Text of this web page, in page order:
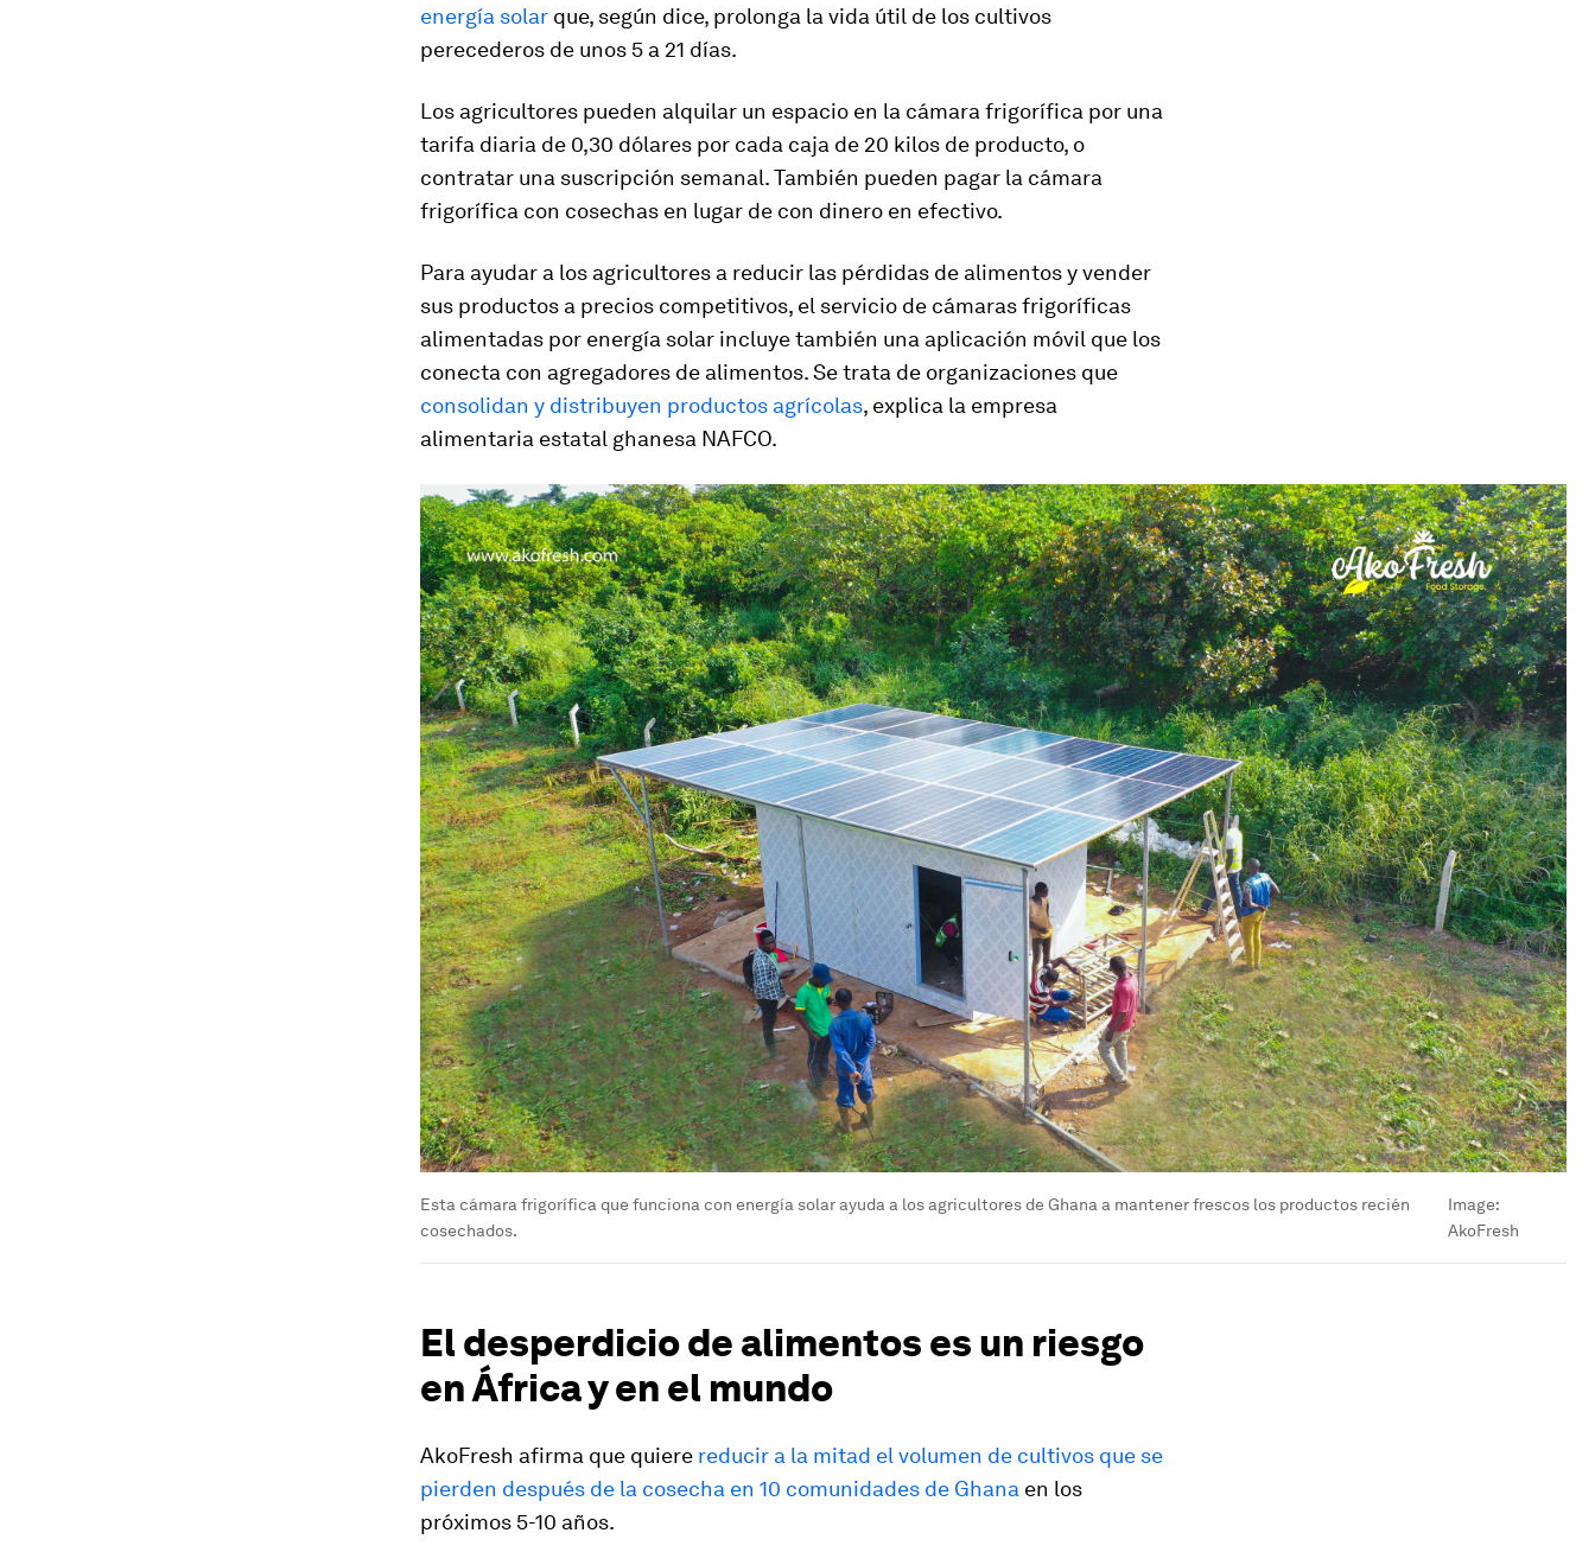
energía solar que, según dice, prolonga la vida útil de los cultivos
perecederos de unos 5 a 21 días.
Los agricultores pueden alquilar un espacio en la cámara frigorífica por una
tarifa diaria de 0,30 dólares por cada caja de 20 kilos de producto, o
contratar una suscripción semanal. También pueden pagar la cámara
frigorífica con cosechas en lugar de con dinero en efectivo.
Para ayudar a los agricultores a reducir las pérdidas de alimentos y vender
sus productos a precios competitivos, el servicio de cámaras frigoríficas
alimentadas por energía solar incluye también una aplicación móvil que los
conecta con agregadores de alimentos. Se trata de organizaciones que
consolidan y distribuyen productos agrícolas, explica la empresa
alimentaria estatal ghanesa NAFCO.
Esta cámara frigorífica que funciona con energía solar ayuda a los agricultores de Ghana a mantener frescos los productos recién
cosechados.
Image:
AkoFresh
El desperdicio de alimentos es un riesgo
en África y en el mundo
AkoFresh afirma que quiere reducir a la mitad el volumen de cultivos que se
pierden después de la cosecha en 10 comunidades de Ghana en los
próximos 5-10 años.